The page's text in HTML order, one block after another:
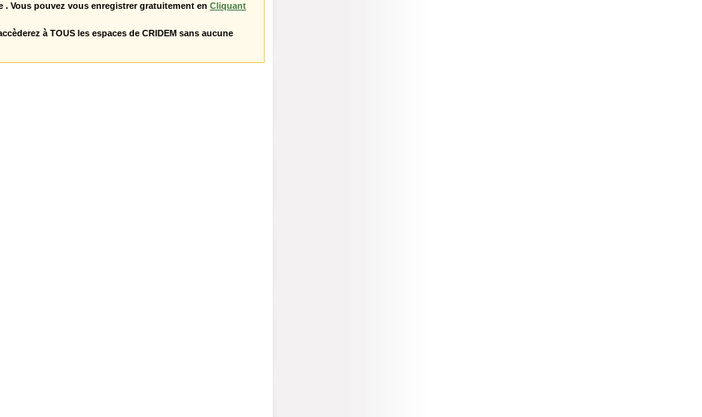
. Vous pouvez vous enregistrer gratuitement en Cliquant
à TOUS les espaces de CRIDEM sans aucune